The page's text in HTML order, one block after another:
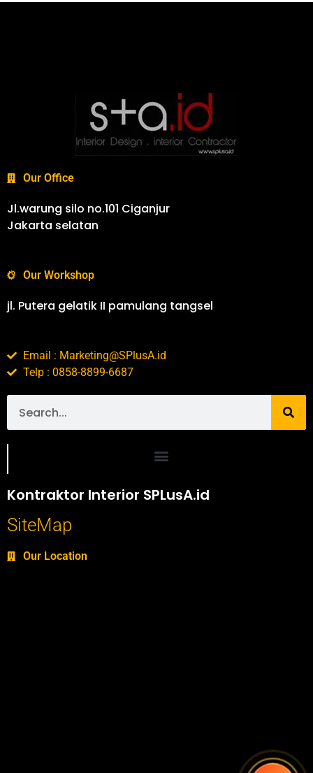
Our Office
Jl.warung silo no.101 Ciganjur
Jakarta selatan
Our Workshop
jl. Putera gelatik II pamulang tangsel
Email : Marketing@SPlusA.id
Telp : 0858-8899-6687
Kontraktor Interior SPLusA.id
SiteMap
Our Location